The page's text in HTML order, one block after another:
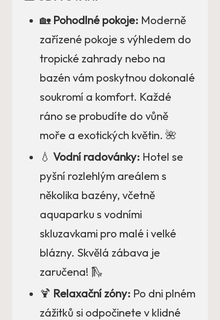
🏡 Pohodlné pokoje: Moderně
zařízené pokoje s výhledem do
tropické zahrady nebo na
bazén vám poskytnou dokonalé
soukromí a komfort. Každé
ráno se probudíte do vůně
moře a exotických květin. 🌺
💧 Vodní radovánky: Hotel se
pyšní rozlehlým areálem s
několika bazény, včetně
aquaparku s vodními
skluzavkami pro malé i velké
blázny. Skvělá zábava je
zaručena! 🛝
🍹 Relaxační zóny: Po dni plném
zážitků si odpočinete v klidné